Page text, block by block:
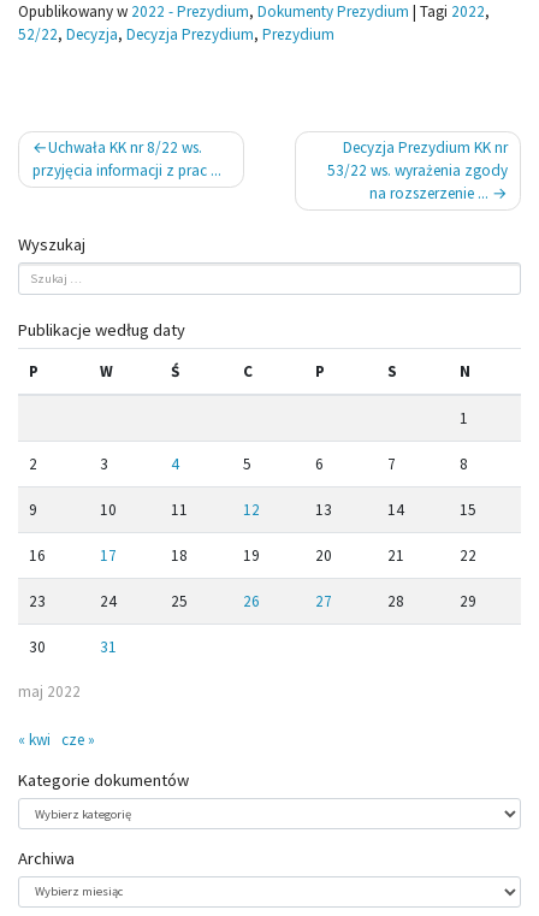
Opublikowany w 2022 - Prezydium, Dokumenty Prezydium | Tagi 2022,
52/22, Decyzja, Decyzja Prezydium, Prezydium
Nawigacja
wpisu
Uchwała KK nr 8/22 ws.
przyjęcia informacji z prac ...
Decyzja Prezydium KK nr
53/22 ws. wyrażenia zgody
na rozszerzenie ...
Wyszukaj
Publikacje według daty
maj 2022
P W Ś C P S N
1
2 3 4 5 6 7 8
9 10 11 12 13 14 15
16 17 18 19 20 21 22
23 24 25 26 27 28 29
30 31
« kwi cze »
Kategorie dokumentów
dokumentów
Archiwa
Archiwa